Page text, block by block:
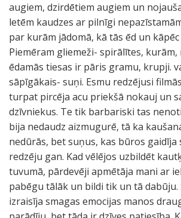
augiem, dzirdētiem augiem un
letēm kaudzes ar pilnīgi
par kurām jādomā, kā tās ēd un
Piemēram gliemeži- spirālītes,
ēdamās tiesas ir pāris gramu, krupji.
sāpīgākais- suņi. Esmu redzējusi
turpat pircēja acu priekšā nokauj un
dzīvniekus. Te tik barbariski tas
bija nedaudz aizmugurē, tā ka
nedūrās, bet suņus, kas būros gaidīja
redzēju gan. Kad vēlējos uzbildēt
tuvumā, pārdevēji apmētāja mani ar
pabēgu tālāk un bildi tik un tā dabūju.
izraisīja smagas emocijas manos